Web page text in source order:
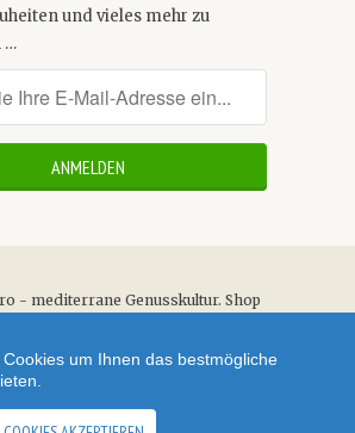
und vieles mehr zu
…
- mediterrane Genusskultur. Shop
um Ihnen das bestmögliche